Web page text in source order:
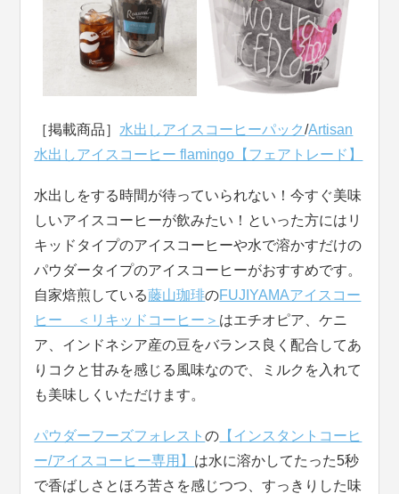
［掲載商品］ 水出しアイスコーヒーパック/Artisan
水出しアイスコーヒー flamingo【フェアトレード】
水出しをする時間が待っていられない！今すぐ美味
しいアイスコーヒーが飲みたい！といった方にはリ
キッドタイプのアイスコーヒーや水で溶かすだけの
パウダータイプのアイスコーヒーがおすすめです。
自家焙煎している藤山珈琲のFUJIYAMAアイスコー
ヒー ＜リキッドコーヒー＞ はエチオピア、ケニ
ア、インドネシア産の豆をバランス良く配合してあ
りコクと甘みを感じる風味なので、ミルクを入れて
も美味しくいただけます。
パウダーフーズフォレストの 【インスタントコーヒ
ー/アイスコーヒー専用】 は水に溶かしてたった5秒
で香ばしさとほろ苦さを感じつつ、すっきりした味